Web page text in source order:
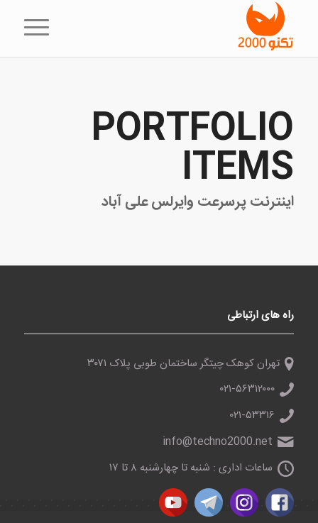
PORTFOLIO
ITEMS
اینترنت پرسرعت وایرلس علی آباد
راه های ارتباطی
تهران کوهک چیتگر ساختمان طوبی پلاک ۳۰۷۱
۰۲۱-۵۶۳۱۲۰۰۰
۰۲۱-۵۳۳۱۶
info@techno2000.net
ساعات اداری : شنبه تا چهارشنبه ۸ تا ۱۷